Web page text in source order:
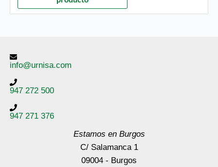
info@urnisa.com
947 272 500
947 271 376
Estamos en Burgos
C/ Salamanca 1
09004 - Burgos